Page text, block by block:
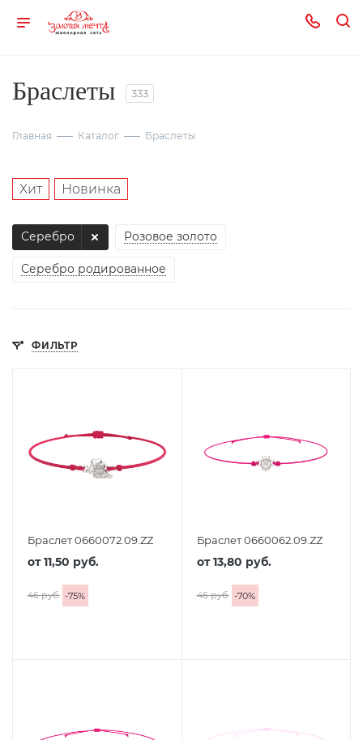
Браслеты 333
Главная Каталог Браслеты
Хит Новинка
Розовое золото
Серебро
Серебро родированное
ФИЛЬТР
Браслет 0660072.09.ZZ
от11,50 руб.
46 руб. -75%
Браслет 0660062.09.ZZ
от13,80 руб.
46 руб. -70%